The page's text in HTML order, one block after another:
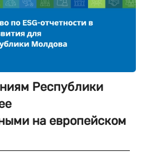
Республики
на европейском